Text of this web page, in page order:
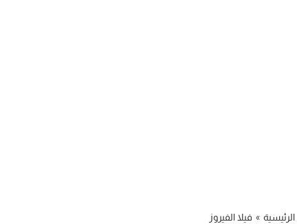
الرئيسية » فيلا الفيروز